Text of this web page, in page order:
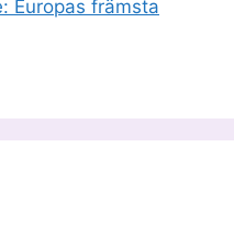
Europas främsta